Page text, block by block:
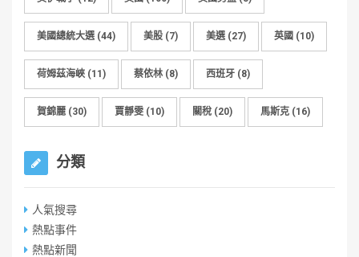
美國總統大選(44) 美股 (7) 美選(27) 英國 (10)
荷姆茲海峽 (11) 蔡依林 (8) 西班牙 (8)
賀錦麗 (30) 賈靜雯 (10) 關稅 (20) 馬斯克 (16)
分類
人氣搜尋
熱點事件
熱點新聞